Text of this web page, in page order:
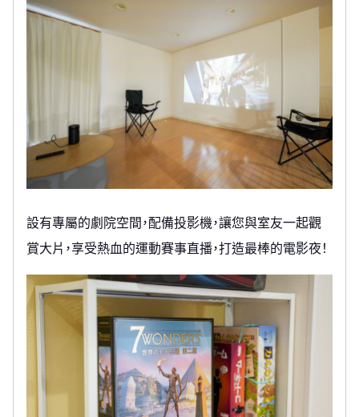
設有專屬的劇院空間，配備投影機，讓您與室友一起觀
賞大片，享受熱血的運動賽事直播，打造最棒的電影夜！